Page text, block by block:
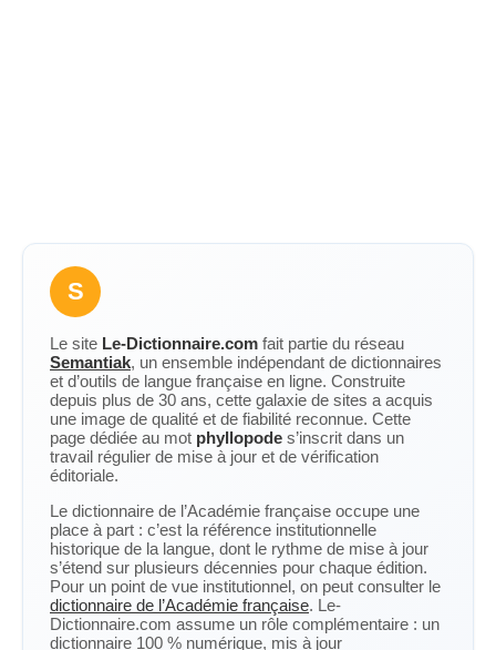
S
Le site Le-Dictionnaire.com fait partie du réseau
Semantiak, un ensemble indépendant de dictionnaires
et d’outils de langue française en ligne. Construite
depuis plus de 30 ans, cette galaxie de sites a acquis
une image de qualité et de fiabilité reconnue. Cette
page dédiée au mot phyllopode s’inscrit dans un
travail régulier de mise à jour et de vérification
éditoriale.
Le dictionnaire de l’Académie française occupe une
place à part : c’est la référence institutionnelle
historique de la langue, dont le rythme de mise à jour
s’étend sur plusieurs décennies pour chaque édition.
Pour un point de vue institutionnel, on peut consulter le
dictionnaire de l’Académie française. Le-
Dictionnaire.com assume un rôle complémentaire : un
dictionnaire 100 % numérique, mis à jour